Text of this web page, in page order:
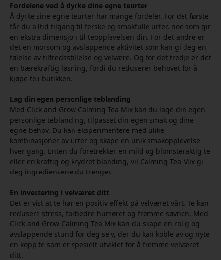
Fordelene ved å dyrke dine egne teurter
Å dyrke sine egne teurter har mange fordeler. For det første
får du alltid tilgang til ferske og smakfulle urter, noe som gir
en ekstra dimensjon til teopplevelsen din. For det andre er
det en morsom og avslappende aktivitet som kan gi deg en
følelse av tilfredsstillelse og velvære. Og for det tredje er det
en bærekraftig løsning, fordi du reduserer behovet for å
kjøpe te i butikken.
Lag din egen personlige teblanding
Med Click and Grow Calming Tea Mix kan du lage din egen
personlige teblanding, tilpasset din egen smak og dine
egne behov. Du kan eksperimentere med ulike
kombinasjoner av urter og skape en unik smakopplevelse
hver gang. Enten du foretrekker en mild og blomsteraktig te
eller en kraftig og krydret blanding, vil Calming Tea Mix gi
deg ingrediensene du trenger.
En investering i velværet ditt
Det er vist at te har en positiv effekt på velværet vårt. Te kan
redusere stress, forbedre humøret og fremme søvnen. Med
Click and Grow Calming Tea Mix kan du skape en rolig og
avslappende stund for deg selv, der du kan koble av og nyte
en kopp te som er spesielt utviklet for å fremme velværet
ditt.